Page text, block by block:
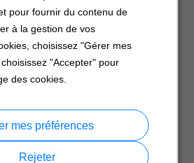
pour fournir du contenu de
à la gestion de vos
choisissez "Gérer mes
"Accepter" pour
des cookies.
Rejeter
mes préférences